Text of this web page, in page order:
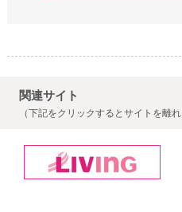
関連サイト
（下記をクリックするとサイトを離れ